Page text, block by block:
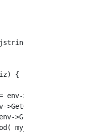
JNICALL
{
env-
>GetMethodID(
my_class, mobj );